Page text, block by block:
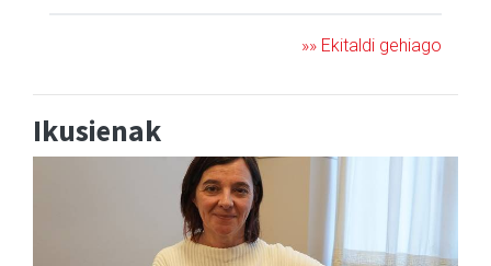
»» Ekitaldi gehiago
Ikusienak